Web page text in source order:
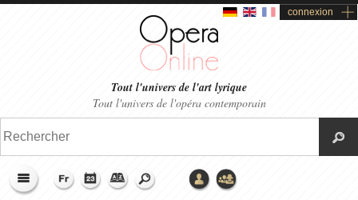
connexion
Tout l'univers de l'art lyrique
Tout l'univers de l'opéra contemporain